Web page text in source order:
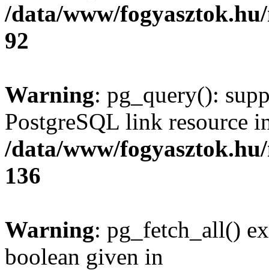
/data/www/
92
Warning: pg_query():
PostgreSQL link resource
/data/www/
136
Warning: pg_fetch_all()
boolean given in